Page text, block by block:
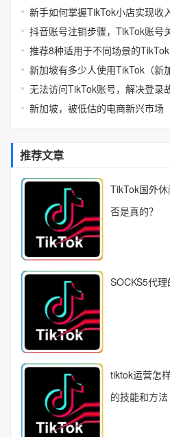
新手如何掌握TikTok小店实现收
抖音账号注销步骤，TikTok账号
推荐8种适用于不同场景的
新加坡有多少人使用TikTok（新
无法访问TikTok账号，解决登录
新加坡，被低估的电商新兴市场
推荐文章
TikTok国外
否是真的？
SOCKS5代理
tiktok运营怎
的技能和方法